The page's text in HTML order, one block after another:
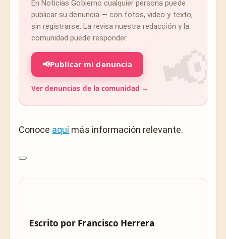
En Noticias Gobierno cualquier persona puede
publicar su denuncia — con fotos, video y texto,
sin registrarse. La revisa nuestra redacción y la
comunidad puede responder.
📢Publicar mi denuncia
Ver denuncias de la comunidad →
Conoce aquímás información relevante.
Escrito por Francisco Herrera